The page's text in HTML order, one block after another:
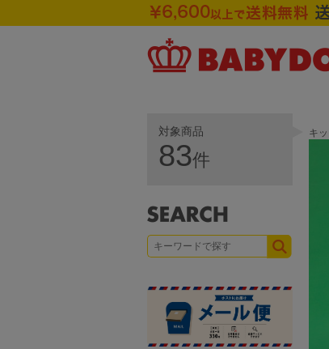
キ
対象商品
83件